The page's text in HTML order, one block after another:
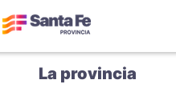
La provincia